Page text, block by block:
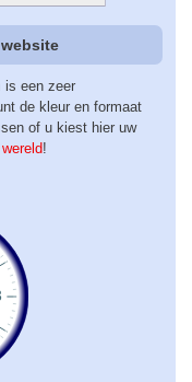
is een zeer
de kleur en formaat
of u kiest hier uw
!